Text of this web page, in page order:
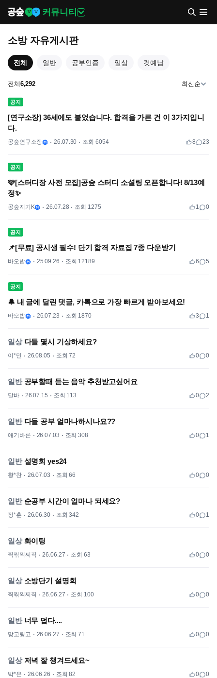
커뮤니티
소방 자유게시판
전체 일반 공부인증 일상 컷예남
전체6,292 최신순
공지
[연구소장] 36세에도 붙었습니다. 합격을 가른 건 이 3가지입니
다.
공숲연구소장 26.07.30 조회 6054 8 23
공지
🩷[스터디장 사전 모집]공숲 스터디 소셜링 오픈합니다! 8/13예
정✨
공숲지기K 26.07.28 조회 1275 1 0
공지
📌[무료] 공시생 필수! 단기 합격 자료집 7종 다운받기
바오밥 25.09.26 조회 12189 6 5
공지
🔔 내 글에 달린 댓글, 카톡으로 가장 빠르게 받아보세요!
바오밥 26.07.23 조회 1870 3 1
일상다들 몇시 기상하세요?
이*민 26.08.05 조회 72 0 0
일반공부할때 듣는 음악 추천받고싶어요
달바 26.07.15 조회 113 0 2
일반다들 공부 얼마나하시나요??
애기바론 26.07.03 조회 308 0 1
일반설명회 yes24
황*찬 26.07.03 조회 66 0 0
일반순공부 시간이 얼마나 되세요?
정*훈 26.06.30 조회 342 0 1
일상화이팅
찍찎찍찌직 26.06.27 조회 63 0 0
일상소방단기 설명회
찍찎찍찌직 26.06.27 조회 100 0 0
일반너무 덥다....
망고링고 26.06.27 조회 71 0 0
일상저녁 잘 챙겨드세요~
박*은 26.06.26 조회 82 0 0